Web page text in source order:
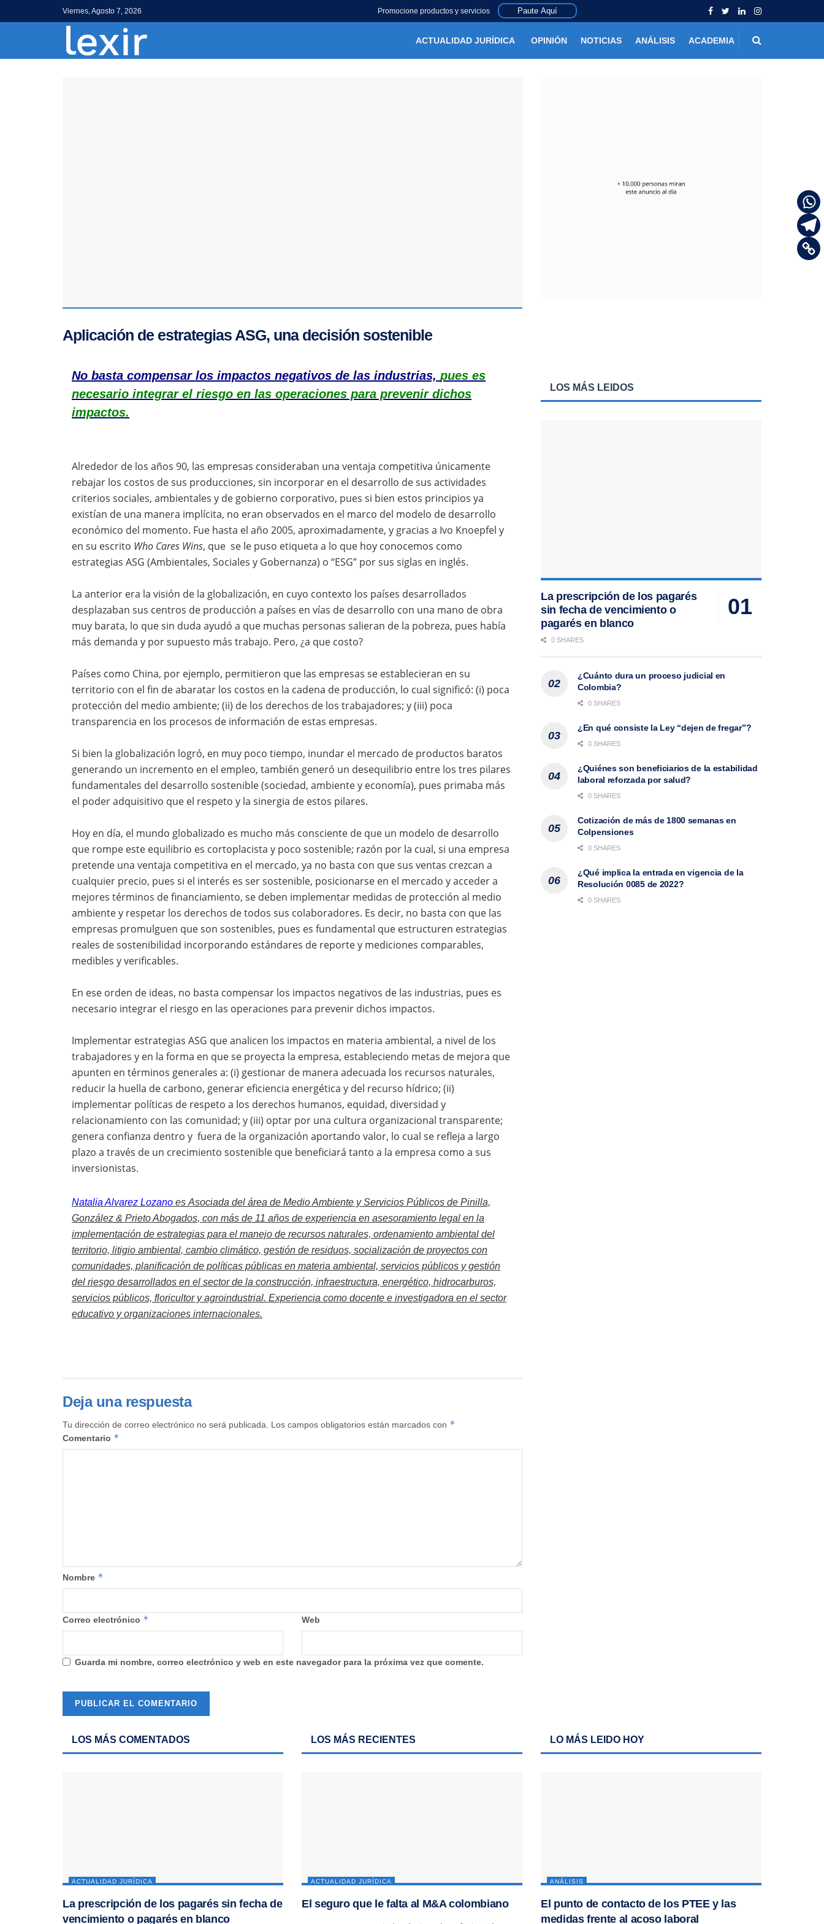
Viernes, Agosto 7, 2026 Promocione productos y servicios Paute Aquí
ACTUALIDAD JURÍDICA OPINIÓN NOTICIAS ANÁLISIS ACADEMIA
Aplicación de estrategias ASG, una decisión sostenible
No basta compensar los impactos negativos de las industrias, pues es
necesario integrar el riesgo en las operaciones para prevenir dichos
impactos.
Alrededor de los años 90, las empresas consideraban una ventaja competitiva únicamente
rebajar los costos de sus producciones, sin incorporar en el desarrollo de sus actividades
criterios sociales, ambientales y de gobierno corporativo, pues si bien estos principios ya
existían de una manera implícita, no eran observados en el marco del modelo de desarrollo
económico del momento. Fue hasta el año 2005, aproximadamente, y gracias a Ivo Knoepfel y
en su escrito Who Cares Wins, que se le puso etiqueta a lo que hoy conocemos como
estrategias ASG (Ambientales, Sociales y Gobernanza) o “ESG” por sus siglas en inglés.
La anterior era la visión de la globalización, en cuyo contexto los países desarrollados
desplazaban sus centros de producción a países en vías de desarrollo con una mano de obra
muy barata, lo que sin duda ayudó a que muchas personas salieran de la pobreza, pues había
más demanda y por supuesto más trabajo. Pero, ¿a que costo?
Países como China, por ejemplo, permitieron que las empresas se establecieran en su
territorio con el fin de abaratar los costos en la cadena de producción, lo cual significó: (i) poca
protección del medio ambiente; (ii) de los derechos de los trabajadores; y (iii) poca
transparencia en los procesos de información de estas empresas.
Si bien la globalización logró, en muy poco tiempo, inundar el mercado de productos baratos
generando un incremento en el empleo, también generó un desequilibrio entre los tres pilares
fundamentales del desarrollo sostenible (sociedad, ambiente y economía), pues primaba más
el poder adquisitivo que el respeto y la sinergia de estos pilares.
Hoy en día, el mundo globalizado es mucho más consciente de que un modelo de desarrollo
que rompe este equilibrio es cortoplacista y poco sostenible; razón por la cual, si una empresa
pretende una ventaja competitiva en el mercado, ya no basta con que sus ventas crezcan a
cualquier precio, pues si el interés es ser sostenible, posicionarse en el mercado y acceder a
mejores términos de financiamiento, se deben implementar medidas de protección al medio
ambiente y respetar los derechos de todos sus colaboradores. Es decir, no basta con que las
empresas promulguen que son sostenibles, pues es fundamental que estructuren estrategias
reales de sostenibilidad incorporando estándares de reporte y mediciones comparables,
medibles y verificables.
En ese orden de ideas, no basta compensar los impactos negativos de las industrias, pues es
necesario integrar el riesgo en las operaciones para prevenir dichos impactos.
Implementar estrategias ASG que analicen los impactos en materia ambiental, a nivel de los
trabajadores y en la forma en que se proyecta la empresa, estableciendo metas de mejora que
apunten en términos generales a: (i) gestionar de manera adecuada los recursos naturales,
reducir la huella de carbono, generar eficiencia energética y del recurso hídrico; (ii)
implementar políticas de respeto a los derechos humanos, equidad, diversidad y
relacionamiento con las comunidad; y (iii) optar por una cultura organizacional transparente;
genera confianza dentro y fuera de la organización aportando valor, lo cual se refleja a largo
plazo a través de un crecimiento sostenible que beneficiará tanto a la empresa como a sus
inversionistas.
Natalia Alvarez Lozano es Asociada del área de Medio Ambiente y Servicios Públicos de Pinilla,
González & Prieto Abogados, con más de 11 años de experiencia en asesoramiento legal en la
implementación de estrategias para el manejo de recursos naturales, ordenamiento ambiental del
territorio, litigio ambiental, cambio climático, gestión de residuos, socialización de proyectos con
comunidades, planificación de políticas públicas en materia ambiental, servicios públicos y gestión
del riesgo desarrollados en el sector de la construcción, infraestructura, energético, hidrocarburos,
servicios públicos, floricultor y agroindustrial. Experiencia como docente e investigadora en el sector
educativo y organizaciones internacionales.
Deja una respuesta
Tu dirección de correo electrónico no será publicada. Los campos obligatorios están marcados con *
Comentario *
Nombre *
Correo electrónico * Web
Guarda mi nombre, correo electrónico y web en este navegador para la próxima vez que comente.
LOS MÁS LEIDOS
La prescripción de los pagarés
sin fecha de vencimiento o
pagarés en blanco
0 SHARES
¿Cuánto dura un proceso judicial en
Colombia?
0 SHARES
¿En qué consiste la Ley “dejen de fregar”?
0 SHARES
¿Quiénes son beneficiarios de la estabilidad
laboral reforzada por salud?
0 SHARES
Cotización de más de 1800 semanas en
Colpensiones
0 SHARES
¿Qué implica la entrada en vigencia de la
Resolución 0085 de 2022?
0 SHARES
LOS MÁS COMENTADOS
ACTUALIDAD JURÍDICA
La prescripción de los pagarés sin fecha de
vencimiento o pagarés en blanco
LOS MÁS RECIENTES
ACTUALIDAD JURÍDICA
El seguro que le falta al M&A colombiano
LO MÁS LEIDO HOY
ANÁLISIS
El punto de contacto de los PTEE y las
medidas frente al acoso laboral